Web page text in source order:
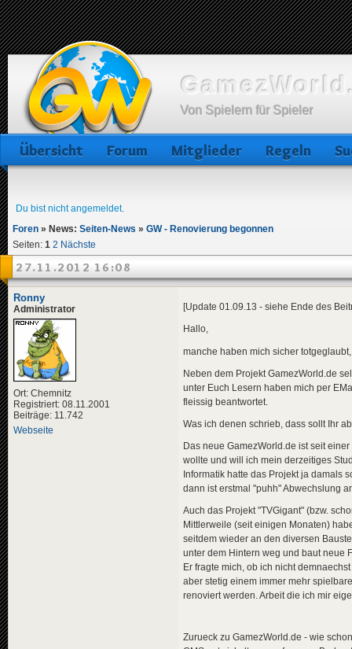
Von Spielern für Spieler
Übersicht Forum Mitglieder Regeln
Du bist nicht angemeldet.
Foren » News: Seiten-News » GW - Renovierung begonnen
Seiten: 1 2 Nächste
27.11.2012 16:08
Ronny
Administrator
Ort: Chemnitz
Registriert: 08.11.2001
Beiträge: 11.742
Webseite
[Update 01.09.13 - siehe Ende des
Hallo,
manche haben mich sicher
Neben dem Projekt GamezWorld.de
unter Euch Lesern haben mich per
fleissig beantwortet.
Was ich denen schrieb, dass sollt Ihr
Das neue GamezWorld.de ist seit
wollte und will ich mein derzeitiges
Informatik hatte das Projekt ja damals
dann ist erstmal "puhh" Abwechslung
Auch das Projekt "TVGigant" (bzw.
Mittlerweile (seit einigen Monaten)
seitdem wieder an den diversen
unter dem Hintern weg und baut neue
Er fragte mich, ob ich nicht
aber stetig einem immer mehr
renoviert werden. Arbeit die ich mir
Zurueck zu GamezWorld.de - wie